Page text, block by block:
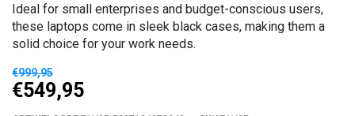
Ideal for small enterprises and budget-conscious users,
these laptops come in sleek black cases, making them a
solid choice for your work needs.
€999,95
€549,95